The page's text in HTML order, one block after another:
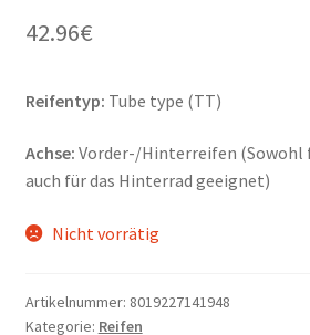
42.96€
Reifentyp: Tube type (TT)
Achse: Vorder-/Hinterreifen (Sowohl
auch für das Hinterrad geeignet)
Nicht vorrätig
Artikelnummer: 8019227141948
Kategorie: Reifen